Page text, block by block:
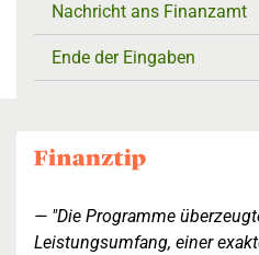
Nachricht ans Finanzamt
Ende der Eingaben
"Die Programme
Leistungsumfang, einer